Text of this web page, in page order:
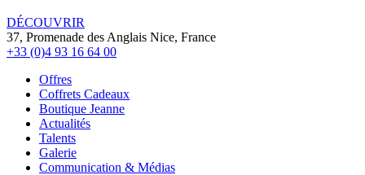
DÉCOUVRIR
37, Promenade des Anglais Nice, France
+33 (0)4 93 16 64 00
Offres
Coffrets Cadeaux
Boutique Jeanne
Actualités
Talents
Galerie
Communication & Médias